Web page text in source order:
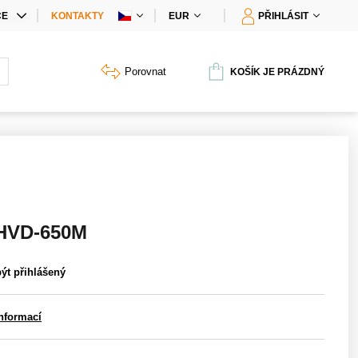
PRODUKTŮ
KONTAKTY EUR PŘIHLÁSIT
Porovnat KOŠÍK JE PRÁZDNÝ
650M
přihlášený